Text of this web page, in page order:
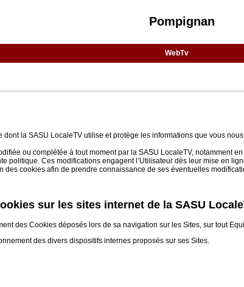
Pompignan
WebTv
la SASU LocaleTV utilise et protège les informations que vous
ou complétée à tout moment par la SASU LocaleTV, notamment
politique. Ces modifications engagent l’Utilisateur dès leur mise en
cookies afin de prendre connaissance de ses éventuelles
sur les sites internet de la SASU
des Cookies déposés lors de sa navigation sur les Sites, sur tout
des divers dispositifs internes proposés sur ses Sites.